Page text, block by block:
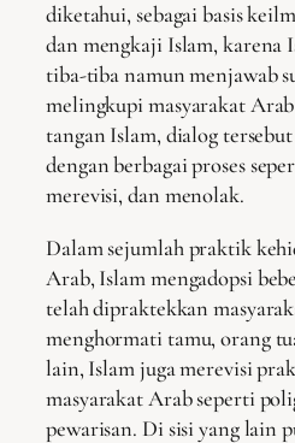
diketahui, sebagai basis
dan mengkaji Islam, karena
tiba-tiba namun menjawab
melingkupi masyarakat
tangan Islam, dialog
dengan berbagai proses
merevisi, dan menolak.
Dalam sejumlah praktik
Arab, Islam mengadopsi
telah dipraktekkan
menghormati tamu, orang
lain, Islam juga merevisi
masyarakat Arab seperti
pewarisan. Di sisi yang lain